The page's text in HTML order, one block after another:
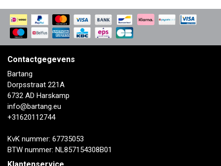
Contactgegevens
Bartang
Dorpsstraat 221A
6732 AD Harskamp
info@bartang.eu
+31620112744
KvK nummer: 67735053
BTW nummer: NL857154308B01